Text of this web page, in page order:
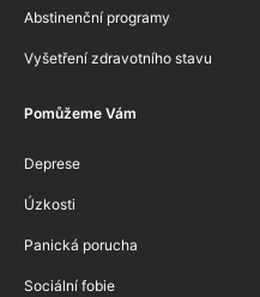
Abstinenční programy
Vyšetření zdravotního stavu
Pomůžeme Vám
Deprese
Úzkosti
Panická porucha
Sociální fobie